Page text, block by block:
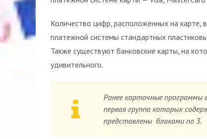
Количество цифр, расположенных на карте,
платежной системы стандартных
Также существуют банковские карты, на
удивительного.
Ранее карточные программы
первая группа которых
представлены блоками по 3.